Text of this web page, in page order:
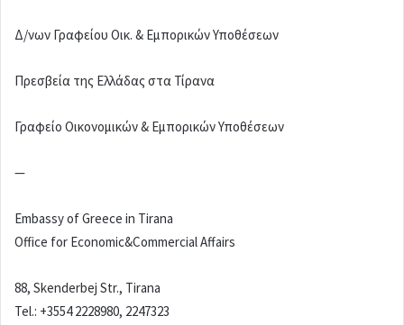
Δ/νων Γραφείου Οικ. & Εμπορικών Υποθέσεων
Πρεσβεία της Ελλάδας στα Τίρανα
Γραφείο Οικονομικών & Εμπορικών Υποθέσεων
—
Embassy of Greece in Tirana
Office for Economic&Commercial Affairs
88, Skenderbej Str., Tirana
Tel.: +3554 2228980, 2247323